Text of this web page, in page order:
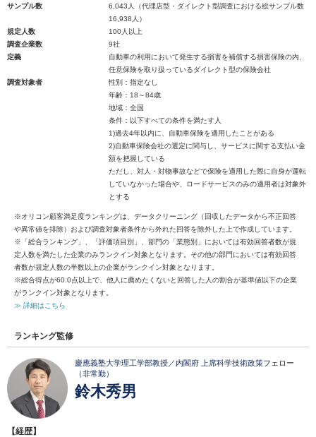
サンプル数
6,043人（代理店型・ダイレクト型調査における総サンプル数
16,938人）
規定人数
100人以上
調査企業数
9社
定義
自動車の利用において発生する損害を補償する損害保険の内、
任意保険を取り扱っているダイレクト型の保険会社
調査対象者
性別：指定なし
年齢：18～84歳
地域：全国
条件：以下すべての条件を満たす人
1)過去4年以内に、自動車保険を適用したことがある
2)自動車保険会社の選定に関与し、サービスに関する支払い金
額を把握している
ただし、対人・対物事故などで保険を適用した際に自身が運転
していなかった場合や、ロードサービスのみの適用者は対象外
とする
※オリコン顧客満足度ランキングは、データクリーニング（回収したデータから不正回答
や異常値を排除）および調査対象者条件から外れた回答を除外した上で作成しています。
※「総合ランキング」、「評価項目別」、部門の「業態別」においては有効回答者数が規
定人数を満たした企業のみランクイン対象となります。その他の部門においては有効回答
者数が規定人数の半数以上の企業がランクイン対象となります。
※総合得点が60.0点以上で、他人に薦めたくないと回答した人の割合が基準値以下の企業
がランクイン対象となります。
≫ 詳細はこちら
ランキング監修
慶應義塾大学理工学部教授／内閣府 上席科学技術政策フェロー
（非常勤）
鈴木秀男
【経歴】